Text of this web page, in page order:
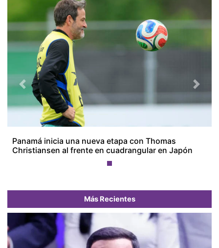
Panamá inicia una nueva etapa con Thomas
Christiansen al frente en cuadrangular en Japón
Previous Next
Más Recientes